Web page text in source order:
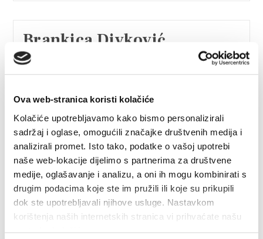
Ova web-stranica koristi kolačiće
Kolačiće upotrebljavamo kako bismo personalizirali
sadržaj i oglase, omogućili značajke društvenih medija i
analizirali promet. Isto tako, podatke o vašoj upotrebi
naše web-lokacije dijelimo s partnerima za društvene
medije, oglašavanje i analizu, a oni ih mogu kombinirati s
drugim podacima koje ste im pružili ili koje su prikupili
dok ste upotrebljavali njihove usluge. Nastavkom
korištenja naših internetskih stranica vi prihvaćate našu
Brankica Divković
Mišković
+38598867259
dm.brankica@yahoo.com
Branko Matić
Težački put 2, 21214 Kaštel Kambelovac
+385912674731
branko.matic@pivac.hr